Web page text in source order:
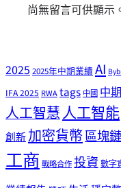
尚無留言可供顯示
20252025年中期業績AI
IFA 2025 RWAtags 中國 中
人工智慧人工智能
創新加密貨幣區塊鏈
工商戰略合作投資數字